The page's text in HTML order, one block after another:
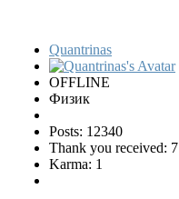
Quantrinas
OFFLINE
Физик
Posts: 12340
Thank you received: 7
Karma: 1